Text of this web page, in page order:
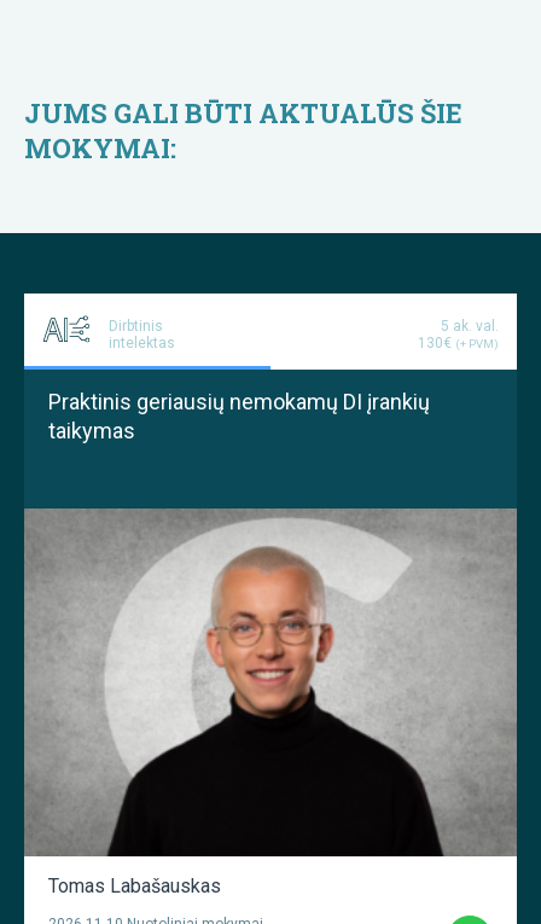
JUMS GALI BŪTI AKTUALŪS ŠIE
MOKYMAI:
Dirbtinis
intelektas
5 ak. val.
130€ (+ PVM)
Praktinis geriausių nemokamų DI įrankių
taikymas
Tomas Labašauskas